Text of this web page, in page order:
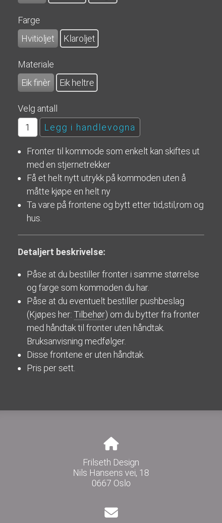
Farge
Hvitioljet
Klaroljet
Materiale
Eik finèr
Eik heltre
Velg antall
Fronter til kommode som enkelt kan skiftes ut
med en stjernetrekker
Få et helt nytt utrykk på kommoden uten å
måtte kjøpe en helt ny
Ta vare på frontene og bytt etter tid,stil,rom og
hus.
Detaljert beskrivelse:
Påse at du bestiller fronter i samme størrelse
og farge som kommoden du har.
Påse at du eventuelt bestiller pushbeslag
(Kjøpes her: Tilbehør) om du bytter fra fronter
med håndtak til fronter uten håndtak.
Bruksanvisning medfølger.
Disse frontene er uten håndtak.
Pris per sett.
Frilseth Design
Nils Hansens vei, 18
0667 Oslo